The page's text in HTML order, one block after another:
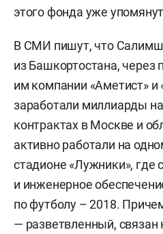
этого фонда уже
В СМИ пишут, что
из Башкортостана,
им компании «Аметист»
заработали миллиарды
контрактах в Москве и
активно работали на
стадионе «Лужники», где
и инженерное
по футболу – 2018.
— разветвленный, связан